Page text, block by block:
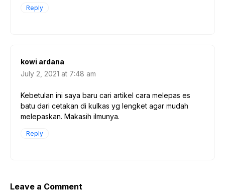
Reply
kowi ardana
July 2, 2021 at 7:48 am
Kebetulan ini saya baru cari artikel cara melepas es
batu dari cetakan di kulkas yg lengket agar mudah
melepaskan. Makasih ilmunya.
Reply
Leave a Comment